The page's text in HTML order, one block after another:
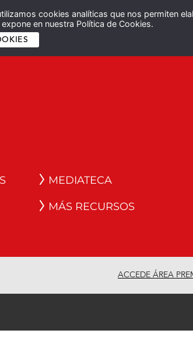
cookies analíticas que nos permiten
en nuestra Política de Cookies.
MEDIATECA
MÁS RECURSOS
ACCEDE ÁREA